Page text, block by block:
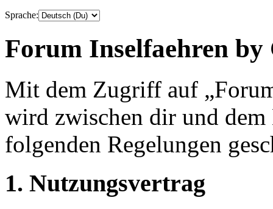
Sprache:
Forum Inselfaehren
Mit dem Zugriff auf
wird zwischen dir und
folgenden Regelungen
1. Nutzungsvertrag